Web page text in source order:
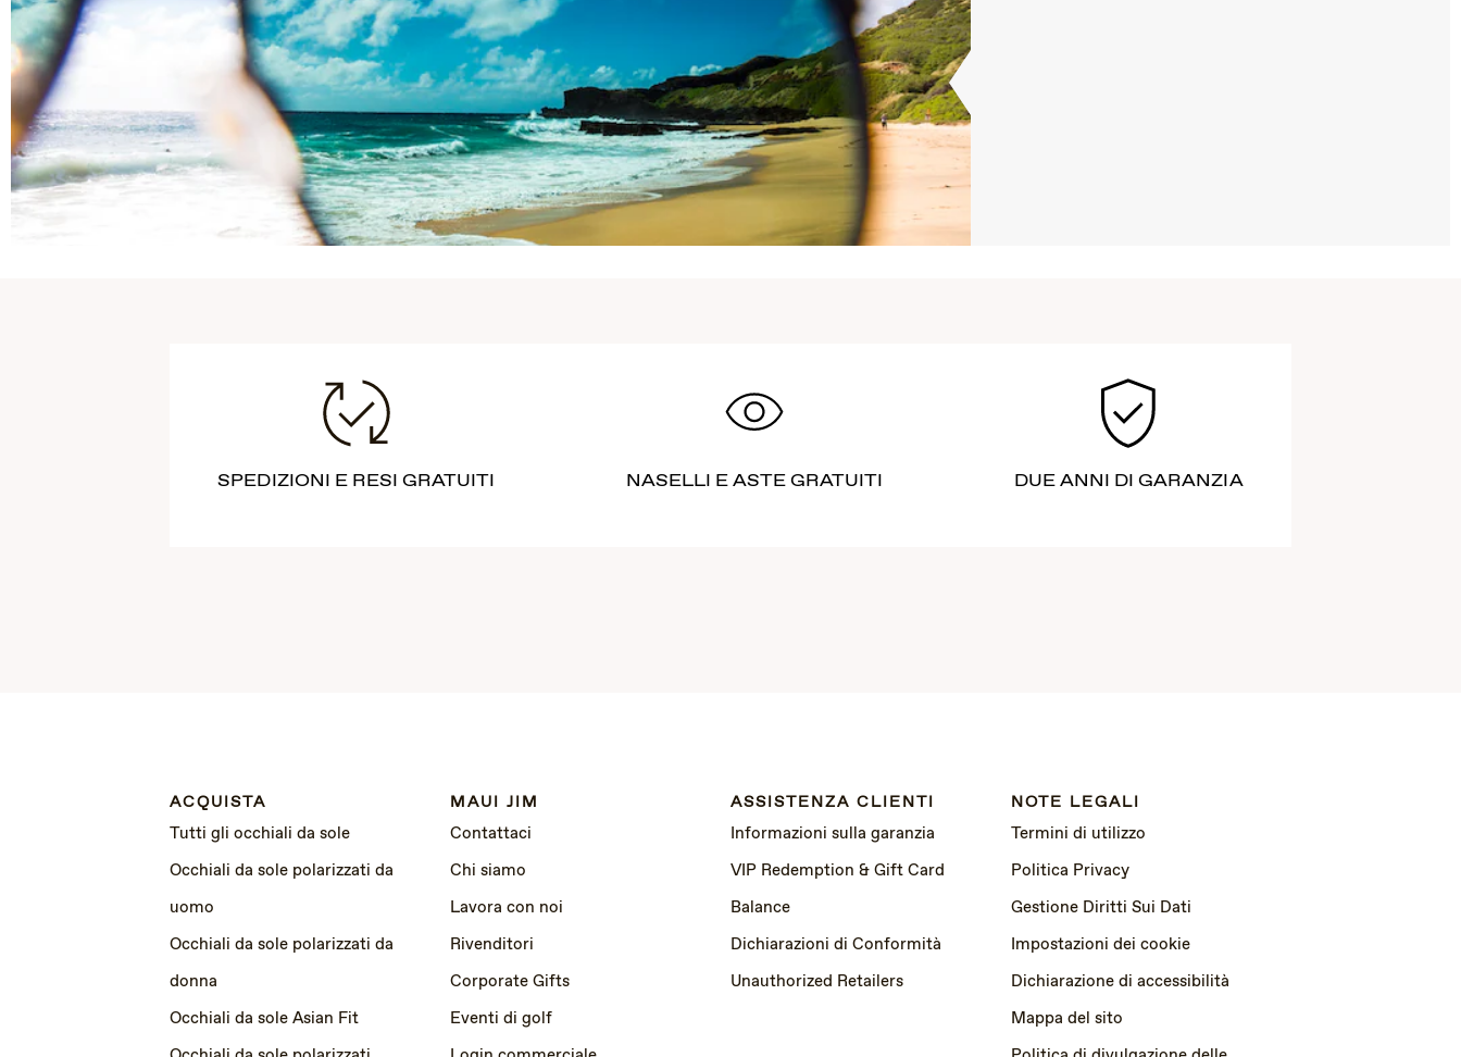
SPEDIZIONI E RESI GRATUITI NASELLI E ASTE GRATUITI DUE ANNI DI GARANZIA
ACQUISTA
Tutti gli occhiali da sole
Occhiali da sole polarizzati da
uomo
Occhiali da sole polarizzati da
donna
Occhiali da sole Asian Fit
MAUI JIM
Contattaci
Chi siamo
Lavora con noi
Rivenditori
Corporate Gifts
Eventi di golf
ASSISTENZA CLIENTI
Informazioni sulla garanzia
VIP Redemption & Gift Card
Balance
Dichiarazioni di Conformità
Unauthorized Retailers
NOTE LEGALI
Termini di utilizzo
Politica Privacy
Gestione Diritti Sui Dati
Impostazioni dei cookie
Dichiarazione di accessibilità
Mappa del sito